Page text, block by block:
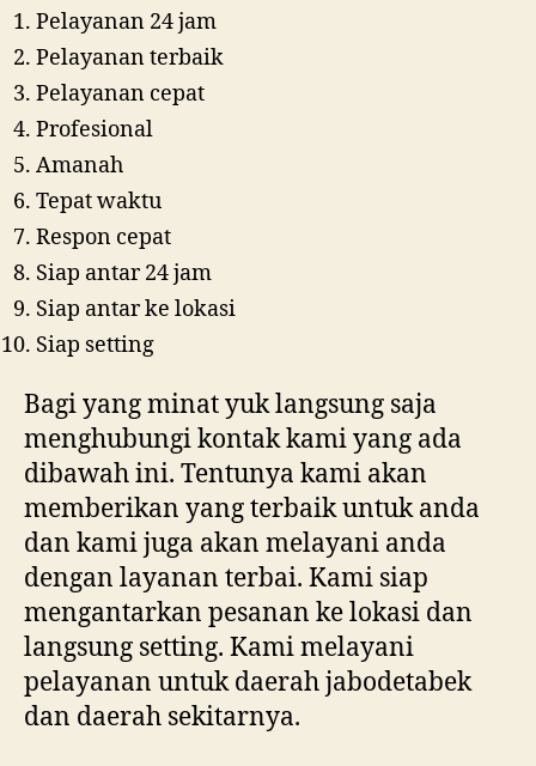
Pelayanan 24 jam
Pelayanan terbaik
Pelayanan cepat
Profesional
Amanah
Tepat waktu
Respon cepat
Siap antar 24 jam
Siap antar ke lokasi
Siap setting
Bagi yang minat yuk langsung saja
menghubungi kontak kami yang ada
dibawah ini. Tentunya kami akan
memberikan yang terbaik untuk anda
dan kami juga akan melayani anda
dengan layanan terbai. Kami siap
mengantarkan pesanan ke lokasi dan
langsung setting. Kami melayani
pelayanan untuk daerah jabodetabek
dan daerah sekitarnya.